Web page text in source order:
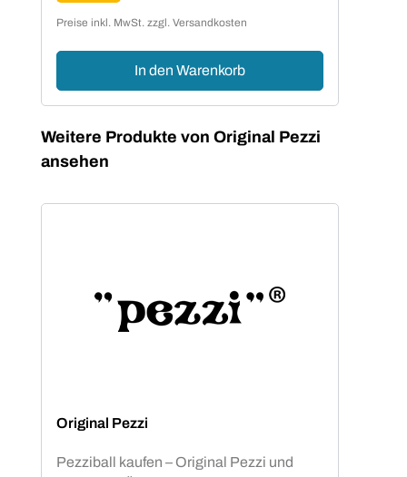
Preise inkl. MwSt. zzgl. Versandkosten
In den Warenkorb
Produktgalerie überspringen
Weitere Produkte von Original Pezzi
ansehen
Original Pezzi
Pezziball kaufen – Original Pezzi und